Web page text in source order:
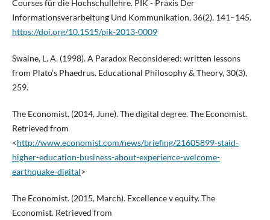
Courses für die Hochschullehre. PIK - Praxis Der
Informationsverarbeitung Und Kommunikation, 36(2), 141–145.
https://doi.org/10.1515/pik-2013-0009
Swaine, L. A. (1998). A Paradox Reconsidered: written lessons
from Plato’s Phaedrus. Educational Philosophy & Theory, 30(3),
259.
The Economist. (2014, June). The digital degree. The Economist.
Retrieved from
<http://www.economist.com/news/briefing/21605899-staid-
higher-education-business-about-experience-welcome-
earthquake-digital>
The Economist. (2015, March). Excellence v equity. The
Economist. Retrieved from